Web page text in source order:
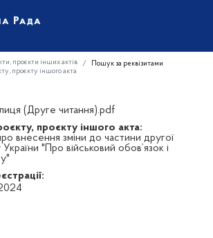
проєкти інших актів
Пошук за реквізитами
проєкту іншого акта
(Друге читання).pdf
проєкту іншого акта:
внесення зміни до частини другої
"Про військовий обов’язок і